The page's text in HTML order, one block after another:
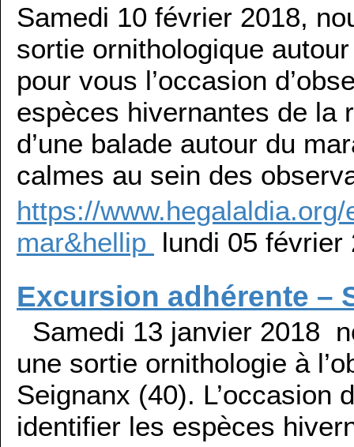
Samedi 10 février 2018,
sortie ornithologique
pour vous l’occasion
espèces hivernantes de la
d’une balade autour du
calmes au sein des
https://
mar&hellip lundi 05 février
Excursion adhérente –
Samedi 13 janvier 2018
une sortie ornithologie à
Seignanx (40). L’occasion
identifier les espèces